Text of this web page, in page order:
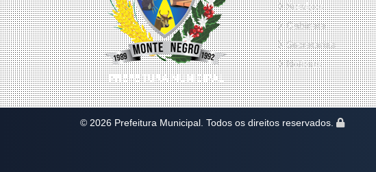
Serviços
Gabinete
Secretarias
Notícias
© 2026 Prefeitura Municipal. Todos os direitos reservados.